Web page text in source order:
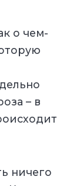
о чем-
– в
ничего